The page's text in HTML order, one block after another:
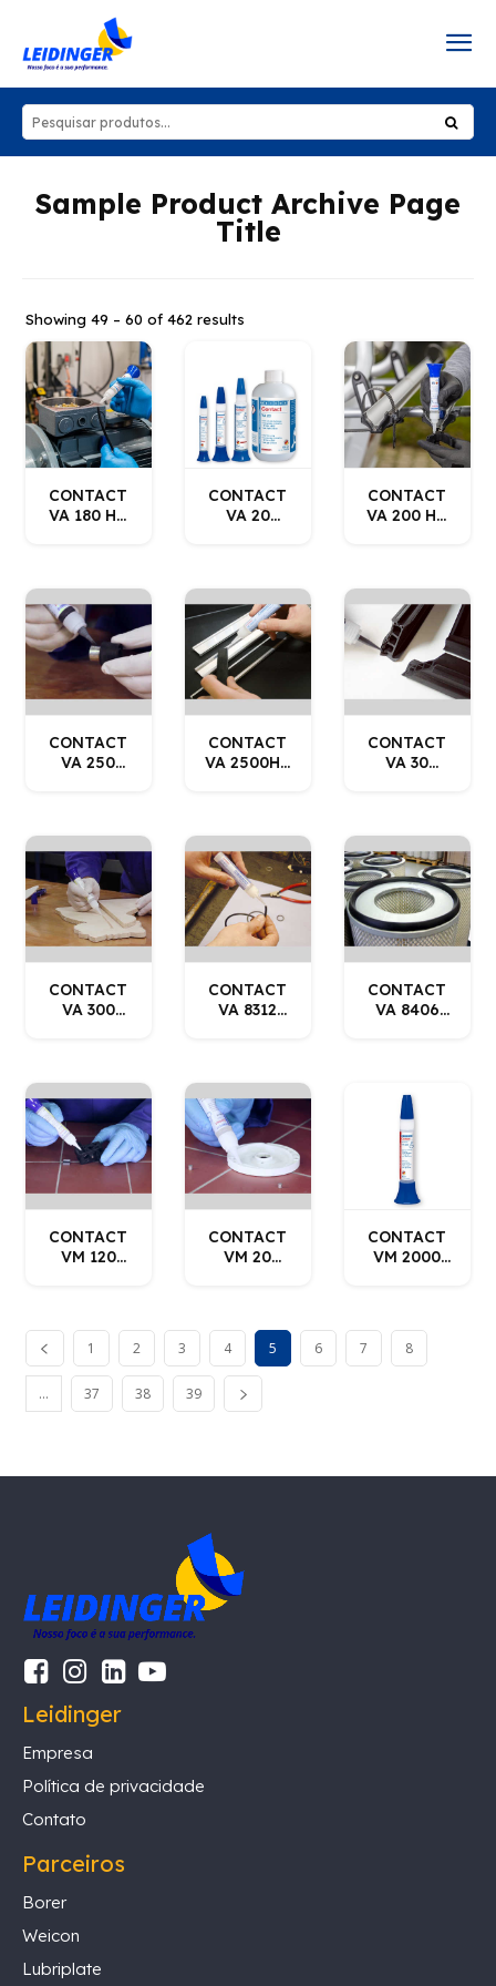
Sample Product Archive Page
Title
Showing 49 – 60 of 462 results
CONTACT
VA 180 HT
CONTACT
VA 20
CONTACT
VA 200 HR
CONTACT
VA 250
CONTACT
VA 2500HT
CONTACT
VA 30
CONTACT
VA 300
CONTACT
VA 8312
CONTACT
VA 8406
CONTACT
VM 120
CONTACT
VM 20
CONTACT
VM 2000
1 2 3 4 5 6 7 8
… 37 38 39
Leidinger
Empresa
Política de privacidade
Contato
Parceiros
Borer
Weicon
Lubriplate